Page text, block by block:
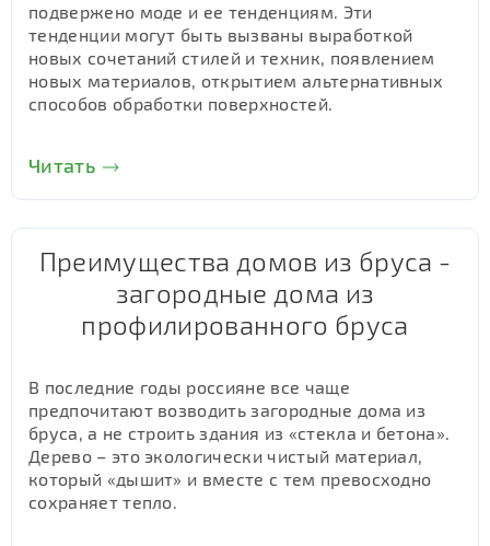
подвержено моде и ее тенденциям. Эти
тенденции могут быть вызваны выработкой
новых сочетаний стилей и техник, появлением
новых материалов, открытием альтернативных
способов обработки поверхностей.
Читать
Преимущества домов из бруса -
загородные дома из
профилированного бруса
В последние годы россияне все чаще
предпочитают возводить загородные дома из
бруса, а не строить здания из «стекла и бетона».
Дерево – это экологически чистый материал,
который «дышит» и вместе с тем превосходно
сохраняет тепло.